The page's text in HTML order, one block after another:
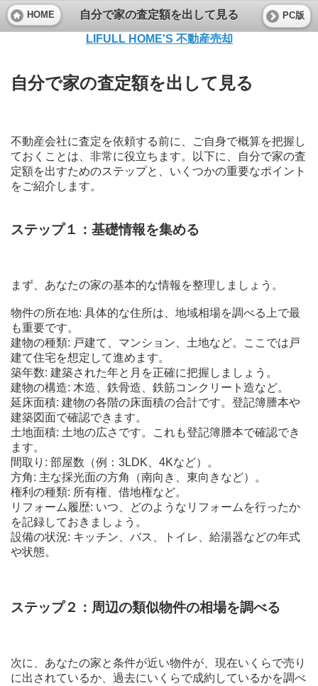
HOME 自分で家の査定額を出して見る PC版
LIFULL HOME'S 不動産売却
自分で家の査定額を出して見る
不動産会社に査定を依頼する前に、ご自身で概算を把握し
ておくことは、非常に役立ちます。以下に、自分で家の査
定額を出すためのステップと、いくつかの重要なポイント
をご紹介します。
ステップ１：基礎情報を集める
まず、あなたの家の基本的な情報を整理しましょう。
物件の所在地: 具体的な住所は、地域相場を調べる上で最
も重要です。
建物の種類: 戸建て、マンション、土地など。ここでは戸
建て住宅を想定して進めます。
築年数: 建築された年と月を正確に把握しましょう。
建物の構造: 木造、鉄骨造、鉄筋コンクリート造など。
延床面積: 建物の各階の床面積の合計です。登記簿謄本や
建築図面で確認できます。
土地面積: 土地の広さです。これも登記簿謄本で確認でき
ます。
間取り: 部屋数（例：3LDK、4Kなど）。
方角: 主な採光面の方角（南向き、東向きなど）。
権利の種類: 所有権、借地権など。
リフォーム履歴: いつ、どのようなリフォームを行ったか
を記録しておきましょう。
設備の状況: キッチン、バス、トイレ、給湯器などの年式
や状態。
ステップ２：周辺の類似物件の相場を調べる
次に、あなたの家と条件が近い物件が、現在いくらで売り
に出されているか、過去にいくらで成約しているかを調べ